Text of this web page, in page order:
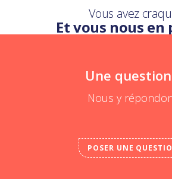
Vous avez
Et vous nous en
Une
Nous y
POSER UNE